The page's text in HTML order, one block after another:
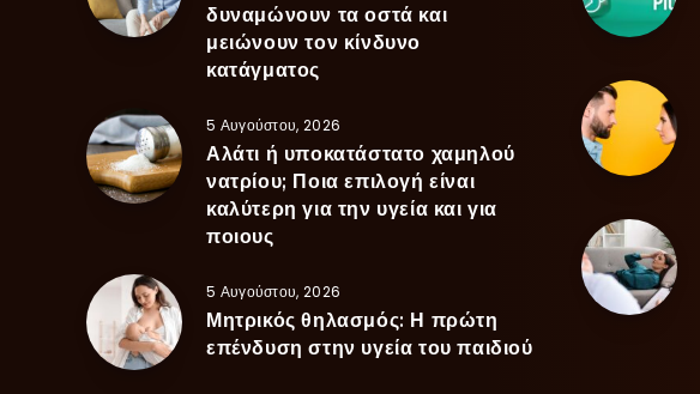
δυναμώνουν τα οστά και
μειώνουν τον κίνδυνο
κατάγματος
5 Αυγούστου, 2026
Αλάτι ή υποκατάστατο χαμηλού
νατρίου; Ποια επιλογή είναι
καλύτερη για την υγεία και για
ποιους
5 Αυγούστου, 2026
Μητρικός θηλασμός: Η πρώτη
επένδυση στην υγεία του παιδιού